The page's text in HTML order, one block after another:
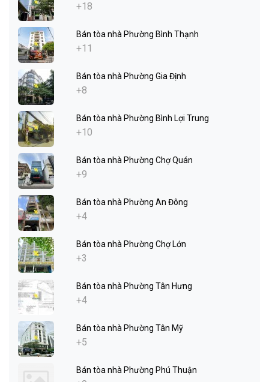
+18
Bán tòa nhà Phường Bình Thạnh
+11
Bán tòa nhà Phường Gia Định
+8
Bán tòa nhà Phường Bình Lợi Trung
+10
Bán tòa nhà Phường Chợ Quán
+9
Bán tòa nhà Phường An Đông
+4
Bán tòa nhà Phường Chợ Lớn
+3
Bán tòa nhà Phường Tân Hưng
+4
Bán tòa nhà Phường Tân Mỹ
+5
Bán tòa nhà Phường Phú Thuận